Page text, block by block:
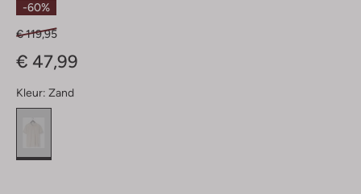
-60%
€ 119,95
€ 47,99
Kleur: Zand